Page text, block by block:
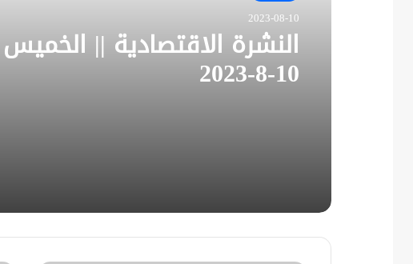
2023-08-10
النشرة الاقتصادية || الخميس
10-8-2023